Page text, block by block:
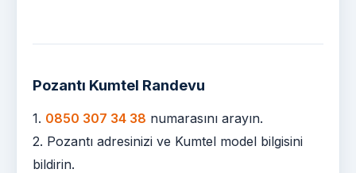
Pozantı Kumtel Randevu
1. 0850 307 34 38 numarasını arayın.
2. Pozantı adresinizi ve Kumtel model bilgisini
bildirin.